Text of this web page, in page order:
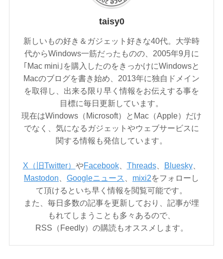
taisy0
新しいもの好き＆ガジェット好きな40代。大学時
代からWindows一筋だったものの、2005年9月に
｢Mac mini｣を購入したのをきっかけにWindowsと
Macのブログを書き始め、2013年に独自ドメイン
を取得し、出来る限り早く情報をお伝えする事を
目標に毎日更新しています。
現在はWindows（Microsoft）とMac（Apple）だけ
でなく、気になるガジェットやウェブサービスに
関する情報も発信しています。
X（旧Twitter） やFacebook、 Threads、 Bluesky、
Mastodon
Googleニュース mixi2をフォローし
て頂けるといち早く情報を閲覧可能です。
また、毎日多数の記事を更新しており、記事が埋
もれてしまうことも多々あるので、
RSS（Feedly）の購読もオススメします。